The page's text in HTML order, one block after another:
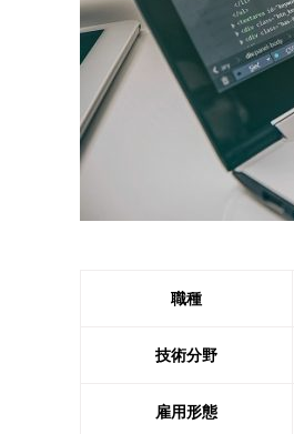
職種
技術分野
雇用形態